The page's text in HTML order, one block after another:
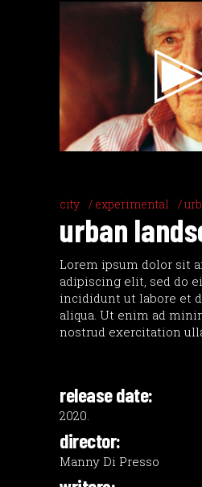
Videospeler
city experimental
urban
Lorem ipsum dolor sit
adipiscing elit, sed do
incididunt ut labore et
aliqua. Ut enim ad
nostrud exercitation
release date:
2020.
director:
Manny Di Presso